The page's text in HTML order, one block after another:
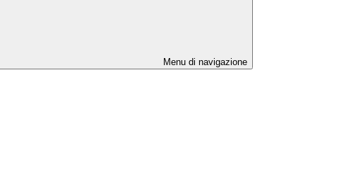
Menu di navigazione